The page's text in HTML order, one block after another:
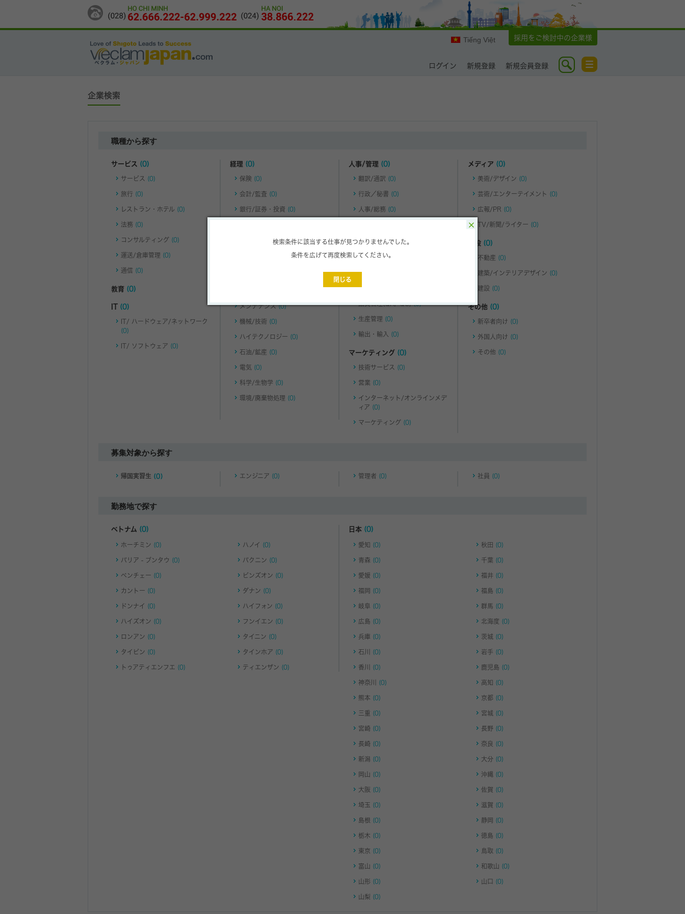
Tiếng Việt 採用をご検討中の企業様
ログイン 新規登録 新規会員登録
Toggle
企業検索
職種から探す
サービス (0)
サービス (0)
旅行 (0)
レストラン・ホテル (0)
法務 (0)
コンサルティング (0)
運送/倉庫管理 (0)
通信 (0)
教育 (0)
IT (0)
IT/ ハードウェア/ネットワーク
(0)
IT/ ソフトウェア (0)
経理 (0)
保険 (0)
会計/監査 (0)
銀行/証券・投資 (0)
(0)
メンテナンス(0)
機械/技術 (0)
ハイテクノロジー (0)
石油/鉱産 (0)
電気 (0)
科学/生物学 (0)
環境/廃棄物処理 (0)
人事/管理 (0)
翻訳/通訳 (0)
行政／秘書 (0)
人事/総務 (0)
生産(0)
検査(0)
生産管理
販売
生産管理 (0)
輸出・輸入 (0)
マーケティング (0)
技術サービス (0)
営業 (0)
インターネット/オンラインメデ
ィア (0)
マーケティング (0)
メディア (0)
美術/デザイン (0)
芸術/エンターテイメント (0)
広報/PR (0)
TV/新聞/ライター (0)
建設 (0)
不動産 (0)
建築/インテリアデザイン (0)
建設 (0)
その他 (0)
新卒者向け (0)
外国人向け (0)
その他 (0)
募集対象から探す
帰国実習生 (0) エンジニア (0) 管理者 (0) 社員 (0)
勤務地で探す
ベトナム (0)
ホーチミン (0)
バリア - ブンタウ (0)
ベンチェー (0)
カントー (0)
ドンナイ (0)
ハイズオン (0)
ロンアン (0)
タイビン (0)
トゥアティエンフエ (0)
ハノイ (0)
バクニン (0)
ビンズオン (0)
ダナン (0)
ハイフォン (0)
フンイエン (0)
タイニン (0)
タインホア (0)
ティエンザン (0)
日本 (0)
愛知 (0)
青森 (0)
愛媛 (0)
福岡 (0)
岐阜 (0)
広島 (0)
兵庫 (0)
石川 (0)
香川 (0)
神奈川 (0)
熊本 (0)
三重 (0)
宮崎 (0)
長崎 (0)
新潟 (0)
岡山 (0)
大阪 (0)
埼玉 (0)
島根 (0)
栃木 (0)
東京 (0)
富山 (0)
山形 (0)
山梨 (0)
秋田 (0)
千葉 (0)
福井 (0)
福島 (0)
群馬 (0)
北海度 (0)
茨城 (0)
岩手 (0)
鹿児島 (0)
高知 (0)
京都 (0)
宮城 (0)
長野 (0)
奈良 (0)
大分 (0)
沖縄 (0)
佐賀 (0)
滋賀 (0)
静岡 (0)
徳島 (0)
鳥取 (0)
和歌山 (0)
山口 (0)
×
検索条件に該当する仕事が見つかりませんでした。
条件を広げて再度検索してください。
閉じる